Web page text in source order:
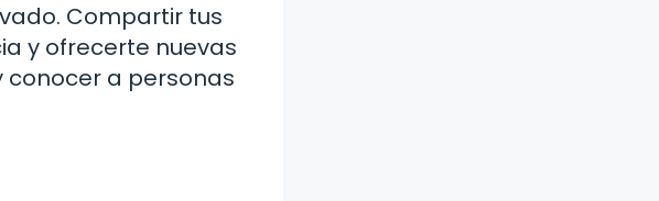
Compartir tus
y ofrecerte nuevas
conocer a personas